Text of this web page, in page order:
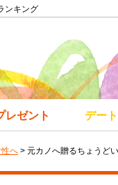
ンキング
レゼント デート
へ > 元カノへ贈るちょうど